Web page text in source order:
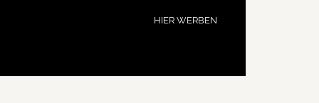
HIER WERBEN